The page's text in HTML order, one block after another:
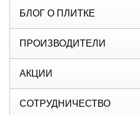
БЛОГ О ПЛИТКЕ
ПРОИЗВОДИТЕЛИ
АКЦИИ
СОТРУДНИЧЕСТВО